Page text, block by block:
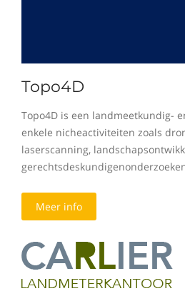
Topo4D
Topo4D is een landmeetkundig-
enkele nicheactiviteiten zoals
laserscanning,
Meer info